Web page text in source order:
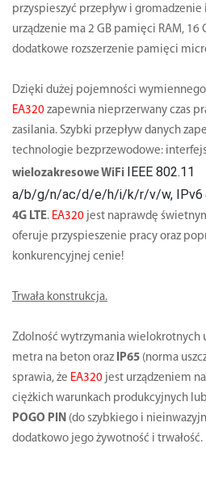
przyspieszyć przepływ i
urządzenie ma 2 GB pamięci RAM, 16
dodatkowe rozszerzenie pamięci
Dzięki dużej pojemności
EA320 zapewnia nieprzerwany czas
zasilania. Szybki przepływ danych
technologie bezprzewodowe:
wielozakresowe WiFi IEEE 802.11
a/b/g/n/ac/d/e/h/i/k/r/v/w, IPv6
4G LTE. EA320 jest naprawdę
oferuje przyspieszenie pracy oraz
konkurencyjnej cenie!
Trwała konstrukcja.
Zdolność wytrzymania wielokrotnych
metra na beton oraz IP65 (norma
sprawia, że EA320 jest urządzeniem
ciężkich warunkach produkcyjnych
POGO PIN (do szybkiego i
dodatkowo jego żywotność i trwałość.